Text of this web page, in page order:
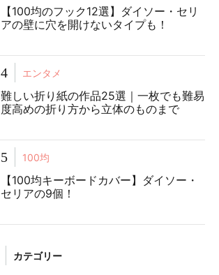
【100均のフック12選】ダイソー・セリ
アの壁に穴を開けないタイプも！
4 エンタメ
難しい折り紙の作品25選｜一枚でも難易
度高めの折り方から立体のものまで
5 100均
【100均キーボードカバー】ダイソー・
セリアの9個！
カテゴリー